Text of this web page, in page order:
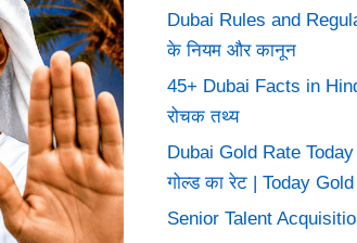
Dubai Rules and
के नियम और कानून
45+ Dubai Facts in
रोचक तथ्य
Dubai Gold Rate
गोल्ड का रेट | Today
Senior Talent